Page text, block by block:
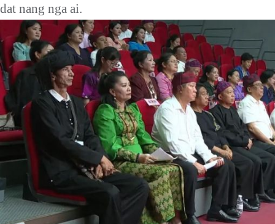
dat nang nga ai.